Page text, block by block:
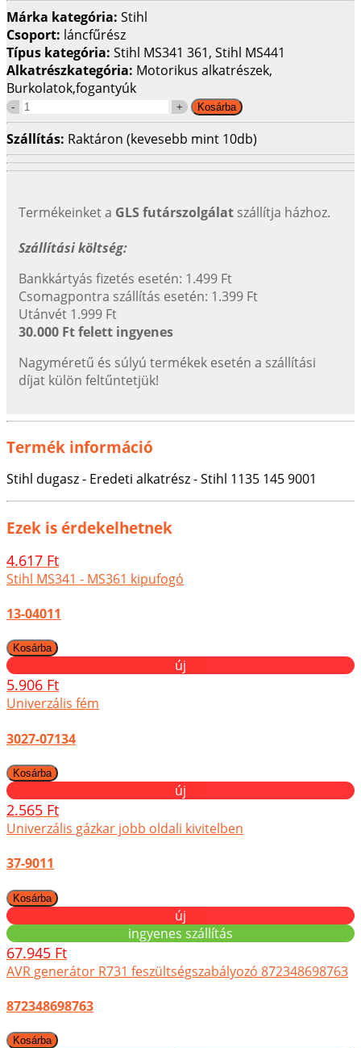
Márka kategória: Stihl
Csoport: láncfűrész
Típus kategória: Stihl MS341 361, Stihl MS441
Alkatrészkategória: Motorikus alkatrészek,
Burkolatok,fogantyúk
Szállítás: Raktáron (kevesebb mint 10db)
Termékeinket a GLS futárszolgálat szállítja házhoz.
Szállítási költség:
Bankkártyás fizetés esetén: 1.499 Ft
Csomagpontra szállítás esetén: 1.399 Ft
Utánvét 1.999 Ft
30.000 Ft felett ingyenes
Nagyméretű és súlyú termékek esetén a szállítási
díjat külön feltűntetjük!
Termék információ
Stihl dugasz - Eredeti alkatrész - Stihl 1135 145 9001
Ezek is érdekelhetnek
4.617 Ft
Stihl MS341 - MS361 kipufogó
13-04011
új
5.906 Ft
Univerzális fém
3027-07134
új
2.565 Ft
Univerzális gázkar jobb oldali kivitelben
37-9011
új
ingyenes szállítás
67.945 Ft
AVR generátor R731 feszültségszabályozó 872348698763
872348698763